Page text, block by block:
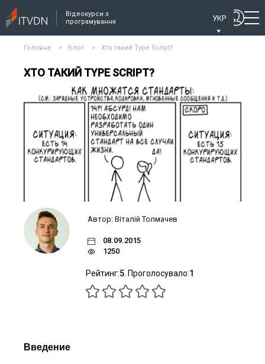
Відеокурси з
програмування
УКР
Головна > Блог > Хто такий Type Script?
ХТО ТАКИЙ TYPE SCRIPT?
Автор: Віталій Толмачев
08.09.2015
1250
Рейтинг:5 . Проголосувало:1
Введение